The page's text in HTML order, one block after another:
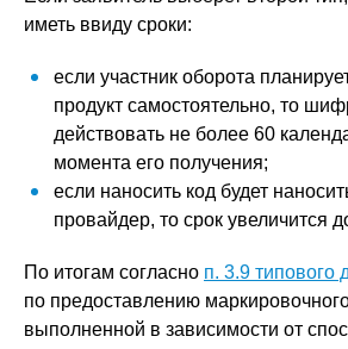
иметь ввиду сроки:
если участник оборота
продукт самостоятельно, то
действовать не более 60
момента его получения;
если наносить код будет
провайдер, то срок увеличится
По итогам согласно п. 3.9 типового
по предоставлению
выполненной в зависимости от